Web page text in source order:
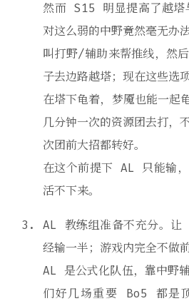
然而 S15 明显提高了越塔
对这么弱的中野竟然毫无办
叫打野/辅助来帮推线，然
子去边路越塔；现在这些选
在塔下龟着，梦魇也能一
几分钟一次的资源团去打，
次团前大招都转好。
在这个前提下 AL 只能输
活不下来。
AL 教练组准备不充分。
经输一半；游戏内完全不做
AL 是公式化队伍，靠中野
们好几场重要 Bo5 都是